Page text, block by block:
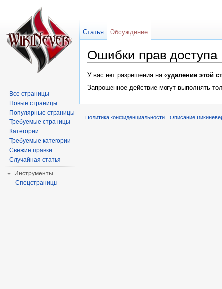
Ошибки прав доступа
У вас нет разрешения на «удаление этой
Запрошенное действие могут выполнять
Статья Обсуждение
Все страницы
Новые страницы
Популярные страницы
Требуемые страницы
Категории
Требуемые категории
Свежие правки
Случайная статья
Инструменты
Спецстраницы
Политика конфиденциальности Описание